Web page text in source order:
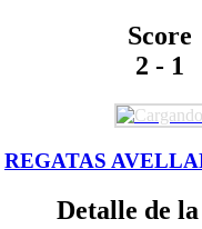
Score
2 - 1
REGATAS
Detalle de